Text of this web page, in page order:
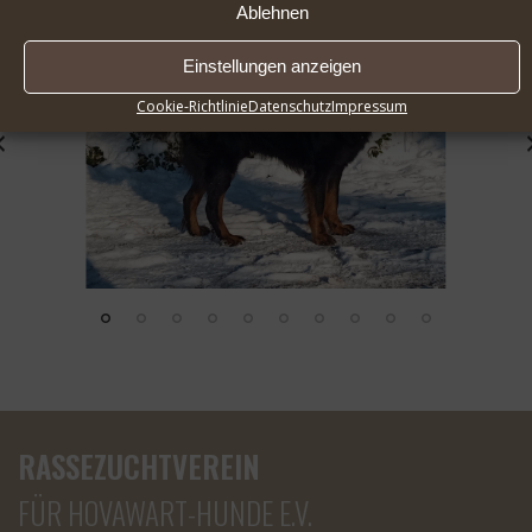
Ablehnen
Einstellungen anzeigen
Cookie-RichtlinieDatenschutzImpressum
RASSEZUCHTVEREIN
FÜR HOVAWART-HUNDE E.V.